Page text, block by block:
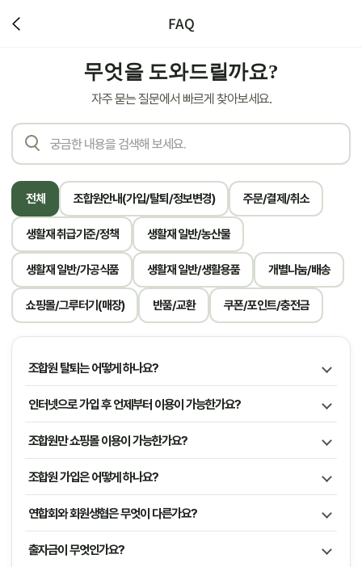
FAQ
무엇을 도와드릴까요?
자주 묻는 질문에서 빠르게 찾아보세요.
전체 조합원안내(가입/탈퇴/정보변경) 주문/결제/취소
생활재 취급기준/정책 생활재 일반/농산물
생활재 일반/가공식품 생활재 일반/생활용품 개별나눔/배송
쇼핑몰/그루터기(매장) 반품/교환 쿠폰/포인트/충전금
조합원 탈퇴는 어떻게 하나요?
인터넷으로 가입 후 언제부터 이용이 가능한가요?
조합원만 쇼핑몰 이용이 가능한가요?
조합원 가입은 어떻게 하나요?
연합회와 회원생협은 무엇이 다른가요?
출자금이 무엇인가요?